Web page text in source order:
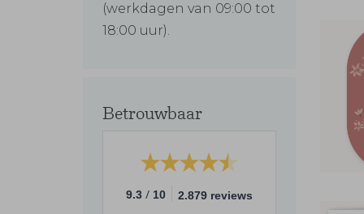
(werkdagen van 09:00 tot
18:00 uur).
Betrouwbaar
9.3 / 10 2.879 reviews